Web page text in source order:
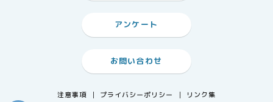
アンケート
お問い合わせ
注意事項 プライバシーポリシー リンク集